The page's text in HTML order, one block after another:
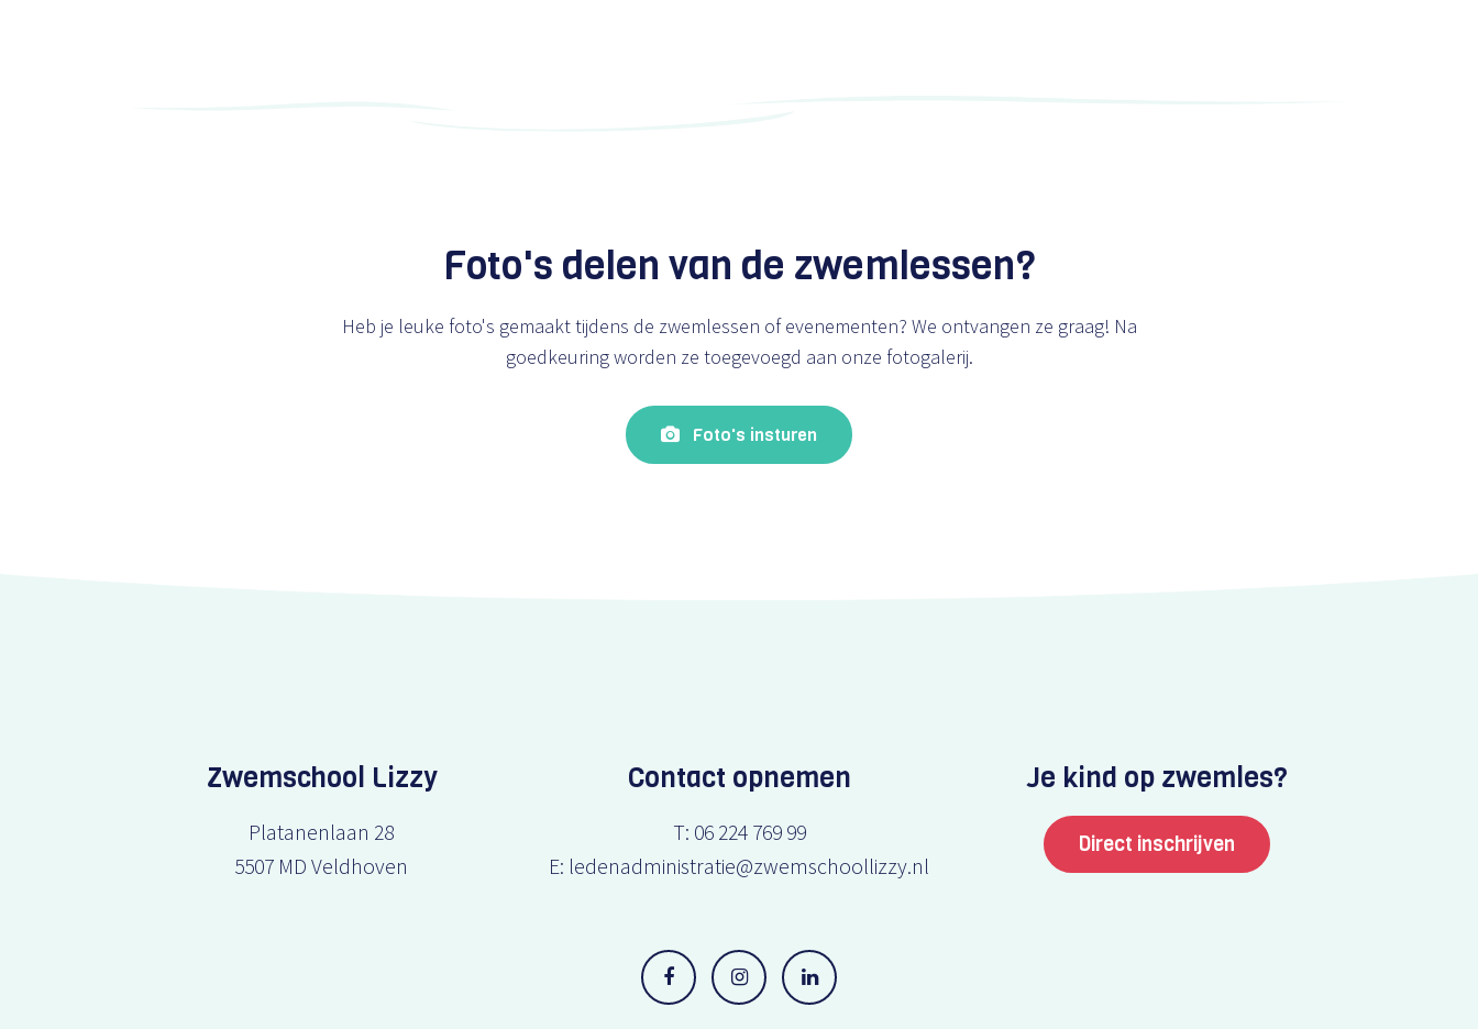
Foto's delen van de zwemlessen?
Heb je leuke foto's gemaakt tijdens de zwemlessen of evenementen? We ontvangen ze graag! Na
goedkeuring worden ze toegevoegd aan onze fotogalerij.
Foto's insturen
Zwemschool Lizzy
Platanenlaan 28
5507 MD Veldhoven
Contact opnemen
T: 06 224 769 99
E: ledenadministratie@zwemschoollizzy.nl
Je kind op zwemles?
Direct inschrijven